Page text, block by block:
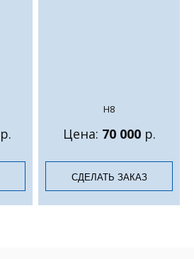
р.
Н8
Цена: 70 000р.
СДЕЛАТЬ ЗАКАЗ